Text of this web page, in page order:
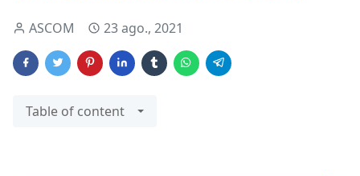
ASCOM 23 ago., 2021
Table of content